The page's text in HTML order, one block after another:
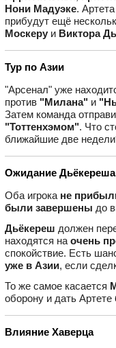
Нони Мадуэке.
прибудут ещё
Москеру и Виктора
Тур по Азии
"Арсенал" уже
против "Милана" и
Затем команда
"Тоттенхэмом". Что
ближайшие две
Ожидание
Оба игрока не
были завершены до
Дьёкереш должен
находятся наочень
спокойствие. Есть
уже в Азии, если
То же самое касается
оборону и дать Артете
Влияние Хаверца